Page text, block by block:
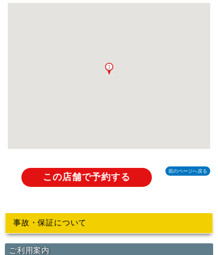
前のページへ戻る
この店舗で予約する
事故・保証について
ご利用案内